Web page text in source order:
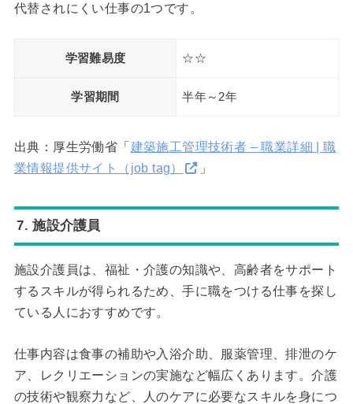
代替されにくい仕事の1つです。
学習難易度 ☆☆
学習期間 半年～2年
出典：厚生労働省「 建築施工管理技術者 – 職業詳細 | 職
業情報提供サイト（job tag）
」
7. 施設介護員
施設介護員は、福祉・介護の知識や、高齢者をサポート
するスキルが得られるため、手に職をつける仕事を探し
ている人におすすめです。
仕事内容は食事の補助や入浴介助、服薬管理、排泄のケ
ア、レクリエーションの実施など幅広くあります。介護
の技術や観察力など、人のケアに必要なスキルを身につ